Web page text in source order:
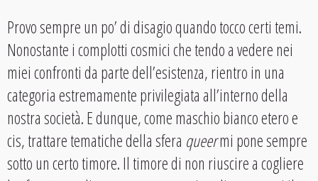
Provo sempre un po’ di disagio quando tocco certi temi.
Nonostante i complotti cosmici che tendo a vedere nei
miei confronti da parte dell’esistenza, rientro in una
categoria estremamente privilegiata all’interno della
nostra società. E dunque, come maschio bianco etero e
cis, trattare tematiche della sfera queermi pone sempre
sotto un certo timore. Il timore di non riuscire a cogliere